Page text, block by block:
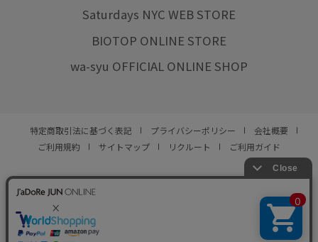
Saturdays NYC WEB STORE
BIOTOP ONLINE STORE
wa-syu OFFICIAL ONLINE SHOP
特定商取引法に基づく表記 プライバシーポリシー
会社概要
ご利用規約
サイトマップ リクルート ご利用ガイド
© JUN CO.,LTD. ALL RIGHTS RESERVED.